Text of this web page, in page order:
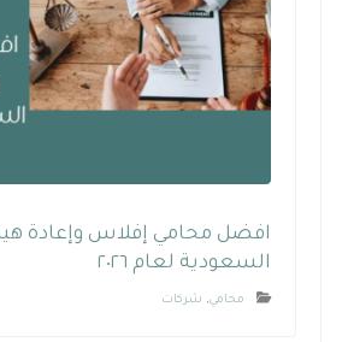
افضل محامي إفلاس وإعادة
السعودية لعام ٢٠٢٦
محامي, شركات